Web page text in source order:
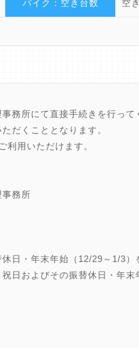
バイク：空き台数 空
務所にて直接手続きを行って
だくこととなります。
利用いただけます。
務所
日・年末年始（12/29～1/3）
日およびその振替休日・年